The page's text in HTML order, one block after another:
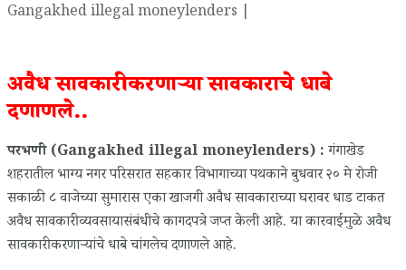
Gangakhed illegal moneylenders |
अवैध सावकारी करणाऱ्या सावकाराचे धाबे
दणाणले..
परभणी (Gangakhed illegal moneylenders) : गंगाखेड
शहरातील भाग्य नगर परिसरात सहकार विभागाच्या पथकाने बुधवार २० मे रोजी
सकाळी ८ वाजेच्या सुमारास एका खाजगी अवैध सावकाराच्या घरावर धाड टाकत
अवैध सावकारी व्यवसायासंबंधीचे कागदपत्रे जप्त केली आहे. या कारवाईमुळे अवैध
सावकारी करणाऱ्यांचे धाबे चांगलेच दणाणले आहे.